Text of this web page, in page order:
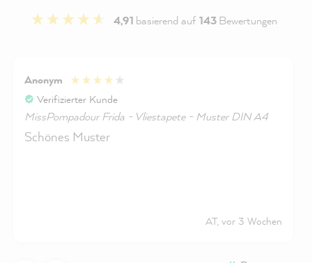
4,91 basierend auf143Bewertungen
Anonym
Verifizierter Kunde
MissPompadour Frida - Vliestapete - Muster DIN A4
Schönes Muster
AT, vor 3 Wochen